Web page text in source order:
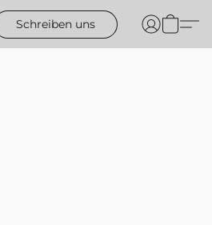
Schreiben uns